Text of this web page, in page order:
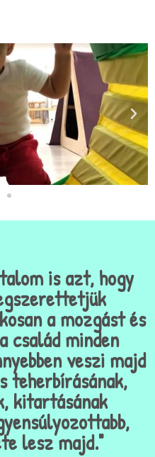
is azt, hogy
a mozgást és
család minden
veszi majd
teherbírásának,
kitartásának
lesz majd."